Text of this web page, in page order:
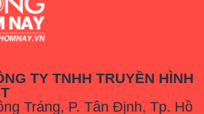
TY TNHH TRUYỀN HÌNH
Tráng, P. Tân Định, Tp. Hồ